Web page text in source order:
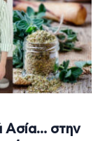
Ασία… στην